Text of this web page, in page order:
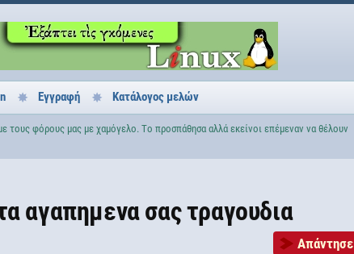
Εγγραφή Κατάλογος μελών
τους φόρους μας με χαμόγελο. Tο προσπάθησα αλλά εκείνοι επέμεναν να θέλουν
αγαπημενα σας τραγουδια
Απάντησε